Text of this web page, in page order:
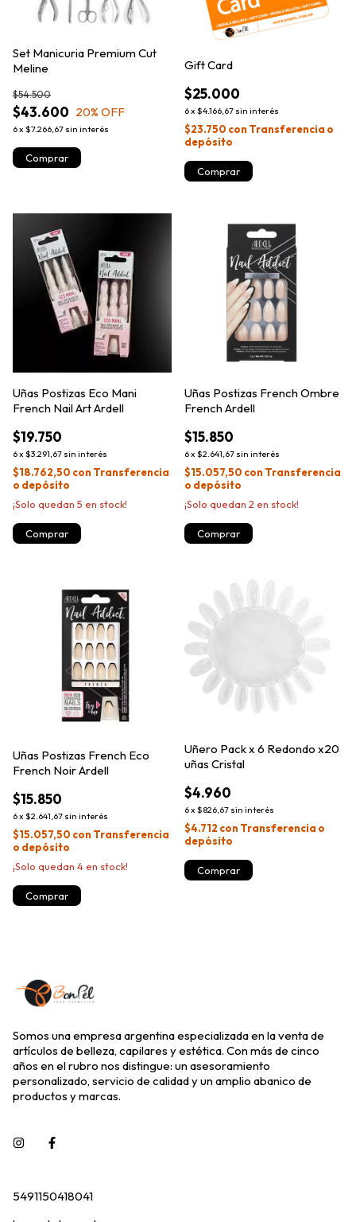
Set Manicuria Premium Cut
Meline
$43.600
$54.500
20% OFF
6x $7.266,67 sin interés
Gift Card
$25.000
6x $4.166,67 sin interés
$23.750 con Transferencia o
depósito
Comprar
Uñas Postizas Eco Mani
French Nail Art Ardell
$19.750
6x $3.291,67 sin interés
$18.762,50 con Transferencia
o depósito
¡Solo quedan 5 en stock!
Uñas Postizas French Ombre
French Ardell
$15.850
6x $2.641,67 sin interés
$15.057,50 con Transferencia
o depósito
¡Solo quedan 2 en stock!
Uñas Postizas French Eco
French Noir Ardell
$15.850
6x $2.641,67 sin interés
$15.057,50 con Transferencia
o depósito
¡Solo quedan 4en stock!
Uñero Pack x 6 Redondo x20
uñas Cristal
$4.960
6x $826,67 sin interés
$4.712 con Transferencia o
depósito
Somos una empresa argentina especializada en la venta de
artículos de belleza, capilares y estética. Con más de cinco
años en el rubro nos distingue: un asesoramiento
personalizado, servicio de calidad y un amplio abanico de
productos y marcas.
5491150418041